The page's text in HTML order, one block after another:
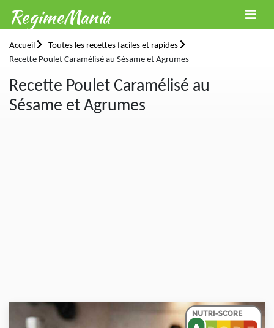
RegimeMania
Accueil
Toutes les recettes faciles et rapides
Recette Poulet Caramélisé au Sésame et Agrumes
Recette Poulet Caramélisé au
Sésame et Agrumes